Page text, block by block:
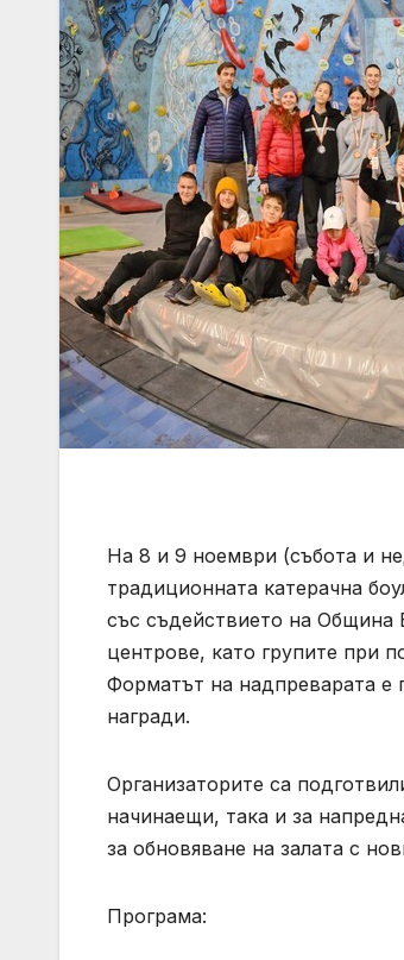
На 8 и 9 ноември (събота и
традиционната катерачна
със съдействието на Община
центрове, като групите при
Форматът на надпреварата е
награди.
Организаторите са
начинаещи, така и за
за обновяване на залата с
Програма: